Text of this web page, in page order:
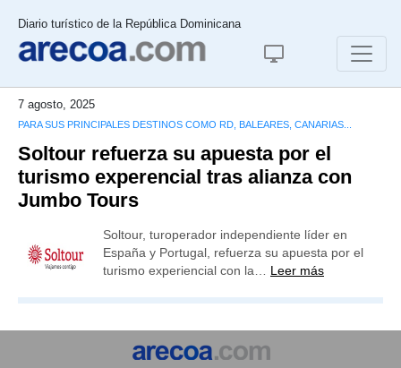
Diario turístico de la República Dominicana
7 agosto, 2025
PARA SUS PRINCIPALES DESTINOS COMO RD, BALEARES, CANARIAS...
Soltour refuerza su apuesta por el
turismo experencial tras alianza con
Jumbo Tours
Soltour, turoperador independiente líder en
España y Portugal, refuerza su apuesta por el
turismo experiencial con la… Leer más